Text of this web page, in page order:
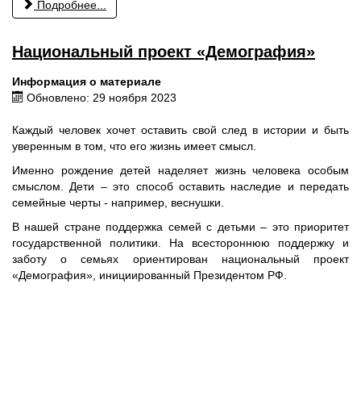
Подробнее...
Национальный проект «Демография»
Информация о материале
Обновлено: 29 ноября 2023
Каждый человек хочет оставить свой след в истории и быть
уверенным в том, что его жизнь имеет смысл.
Именно рождение детей наделяет жизнь человека особым
смыслом. Дети – это способ оставить наследие и передать
семейные черты - например, веснушки.
В нашей стране поддержка семей с детьми – это приоритет
государственной политики. На всестороннюю поддержку и
заботу о семьях ориентирован национальный проект
«Демография», инициированный Президентом РФ.